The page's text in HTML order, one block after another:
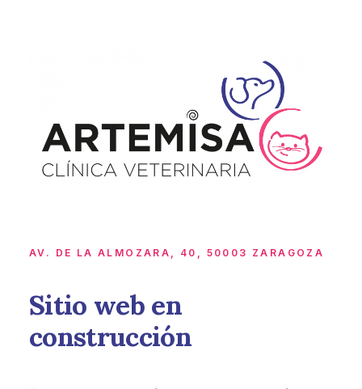
AV. DE LA ALMOZARA, 40, 50003 ZARAGOZA
Sitio web en
construcción